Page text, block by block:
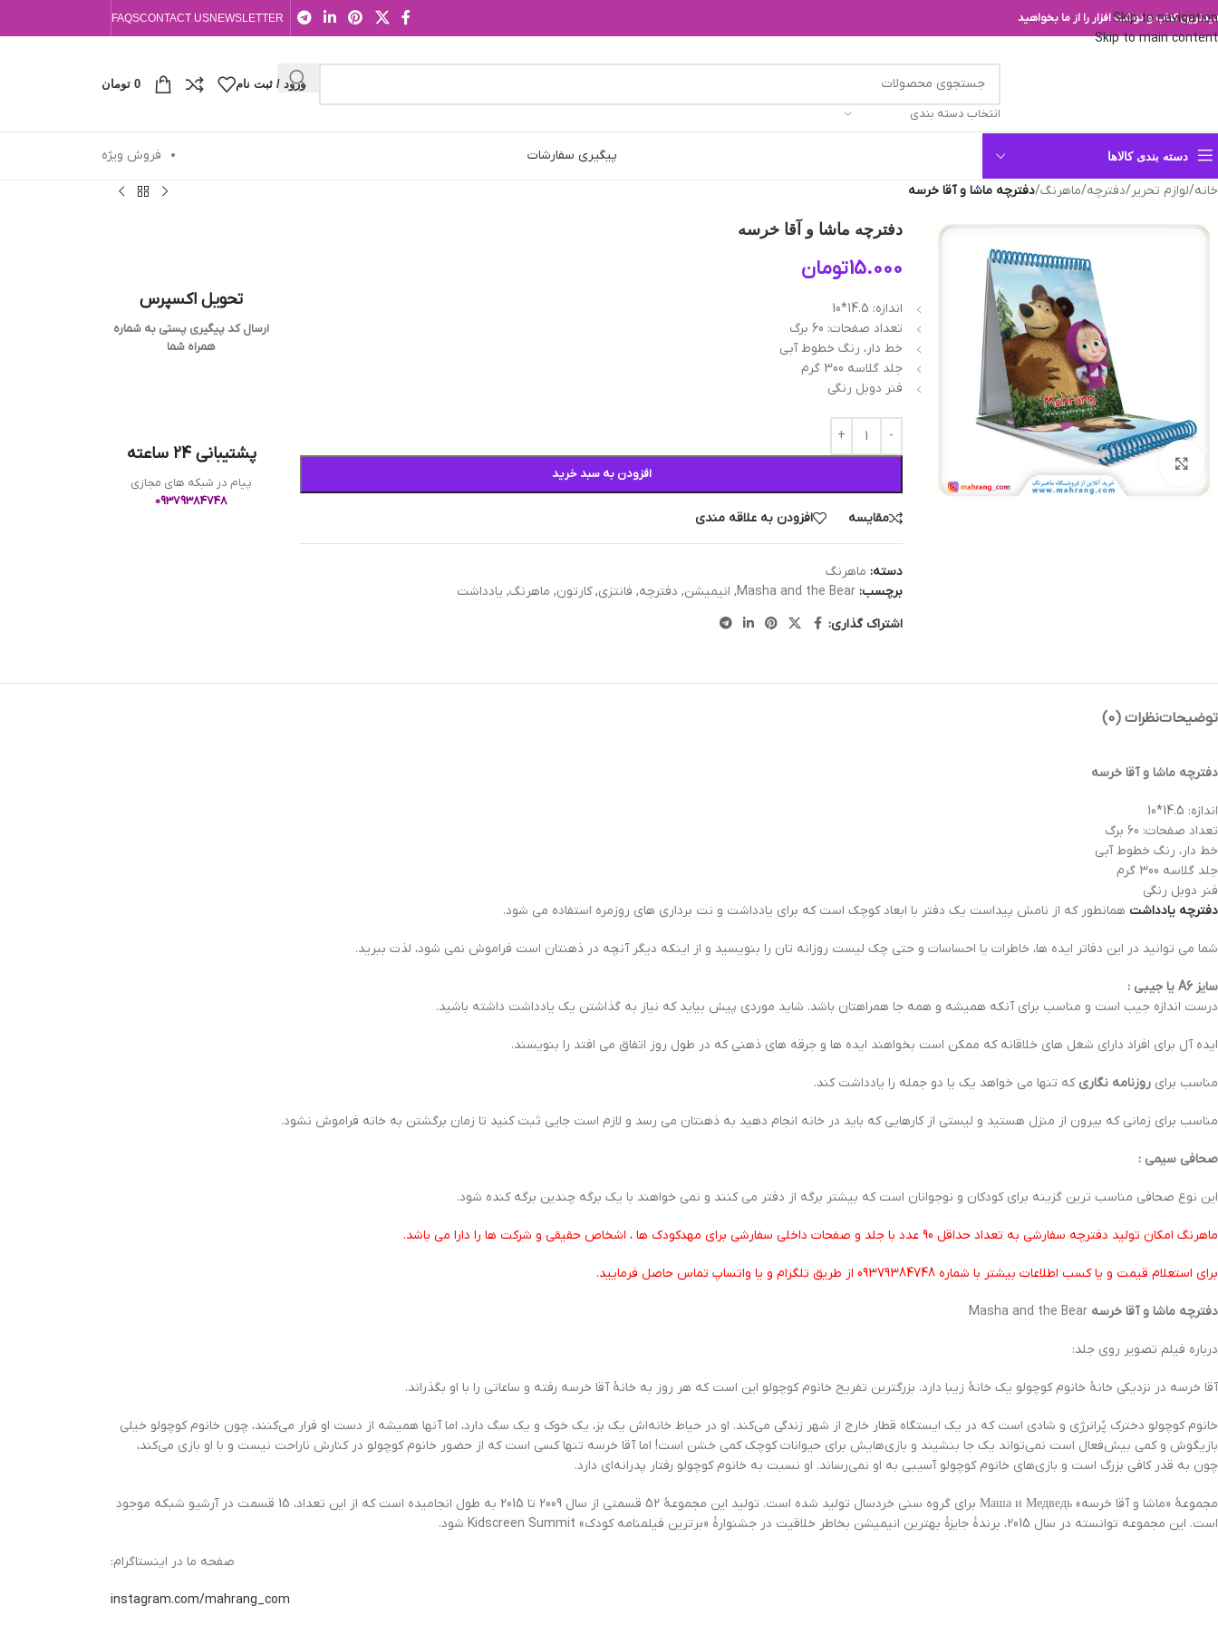
Skip to navigation
Skip to main content
کتاب و نوشت افزار را از ما بخواهید NEWSLETTER
CONTACT US
FAQS
انتخاب دسته بندی
ورود / ثبت نام 0 تومان
دسته بندی کالاها پیگیری سفارشات فروش ویژه
خانه/لوازم تحریر/دفترچه/ماهرنگ/دفترچه ماشا و آقا خرسه
بزرگنمایی تصویر
دفترچه ماشا و آقا خرسه
15.000تومان
اندازه: 14.5*10
تعداد صفحات: 60 برگ
خط دار، رنگ خطوط آبی
جلد گلاسه 300 گرم
فنر دوبل رنگی
افزودن به سبد خرید
مقایسه افزودن به علاقه مندی
دسته: ماهرنگ
برچسب: Masha and the Bear
, انیمیشن, دفترچه, فانتزی, کارتون, ماهرنگ, یادداشت
اشتراک گذاری:
تحویل اکسپرس
ارسال کد پیگیری پستی به شماره
همراه شما
پشتیبانی 24 ساعته
پیام در شبکه های مجازی
09379384748
توضیحاتنظرات (0)
دفترچه ماشا و آقا خرسه
اندازه: 14.5*10
تعداد صفحات: 60 برگ
خط دار، رنگ خطوط آبی
جلد گلاسه 300 گرم
فنر دوبل رنگی
دفترچه یادداشت همانطور که از نامش پیداست یک دفتر با ابعاد کوچک است که برای یادداشت و نت برداری های روزمره استفاده می شود.
شما می توانید در این دفاتر ایده ها، خاطرات یا احساسات و حتی چک لیست روزانه تان را بنویسید و از اینکه دیگر آنچه در ذهنتان است فراموش نمی شود، لذت ببرید.
سایز A6 یا جیبی :
درست اندازه جیب است و مناسب برای آنکه همیشه و همه جا همراهتان باشد. شاید موردی پیش بیاید که نیاز به گذاشتن یک یادداشت داشته باشید.
ایده آل برای افراد دارای شغل های خلاقانه که ممکن است بخواهند ایده ها و جرقه های ذهنی که در طول روز اتفاق می افتد را بنویسند.
مناسب برای روزنامه نگاری که تنها می خواهد یک یا دو جمله را یادداشت کند.
مناسب برای زمانی که بیرون از منزل هستید و لیستی از کارهایی که باید در خانه انجام دهید به ذهنتان می رسد و لازم است جایی ثبت کنید تا زمان برگشتن به خانه فراموش نشود.
صحافی سیمی :
این نوع صحافی مناسب ترین گزینه برای کودکان و نوجوانان است که بیشتر برگه از دفتر می کنند و نمی خواهند با یک برگه چندین برگه کنده شود.
ماهرنگ امکان تولید دفترچه سفارشی به تعداد حداقل 90 عدد با جلد و صفحات داخلی سفارشی برای مهدکودک ها ، اشخاص حقیقی و شرکت ها را دارا می باشد.
برای استعلام قیمت و یا کسب اطلاعات بیشتر با شماره 09379384748 از طریق تلگرام و یا واتساپ تماس حاصل فرمایید.
دفترچه ماشا و آقا خرسه Masha and the Bear
درباره فیلم تصویر روی جلد:
آقا خرسه در نزدیکی خانۀ خانوم کوچولو یک خانۀ زیبا دارد. بزرگترین تفریح خانوم کوچولو این است که هر روز به خانۀ آقا خرسه رفته و ساعاتی را با او بگذراند.
خانوم کوچولو دخترک پُرانرژی و شادی است که در یک ایستگاه قطار خارج از شهر زندگی می‌کند. او در حیاط خانه‌اش یک بز، یک خوک و یک سگ دارد، اما آنها همیشه از دست او فرار می‌کنند، چون خانوم کوچولو خیلی
بازیگوش و کمی بیش‌فعال است نمی‌تواند یک جا بنشیند و بازی‌هایش برای حیوانات کوچک کمی خشن است! اما آقا خرسه تنها کسی است که از حضور خانوم کوچولو در کنارش ناراحت نیست و با او بازی می‌کند،
چون به قدر کافی بزرگ است و بازی‌های خانوم کوچولو آسیبی به او نمی‌رساند. او نسبت به خانوم کوچولو رفتار پدرانه‌ای دارد.
مجموعۀ «ماشا و آقا خرسه» Маша и Медведь برای گروه سنی خردسال تولید شده است. تولید این مجموعۀ 52 قسمتی از سال 2009 تا 2015 به طول انجامیده است که از این تعداد، 15 قسمت در آرشیو شبکه موجود
است. این مجموعه توانسته در سال 2015، برندۀ جایزۀ بهترین انیمیشن بخاطر خلاقیت در جشنوارۀ «برترین فیلمنامه کودک» Kidscreen Summit شود.
صفحه ما در اینستاگرام:
instagram.com/mahrang_com